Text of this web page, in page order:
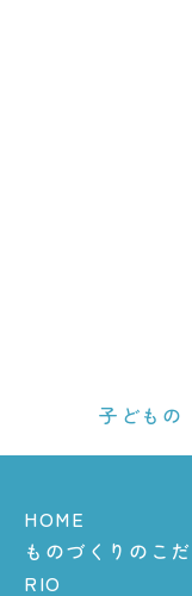
子どもの
HOME
ものづくりのこ
RIO